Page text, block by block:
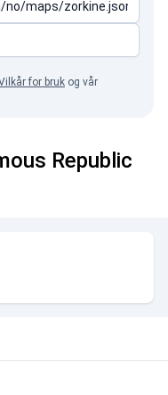
for bruk og vår
Republic